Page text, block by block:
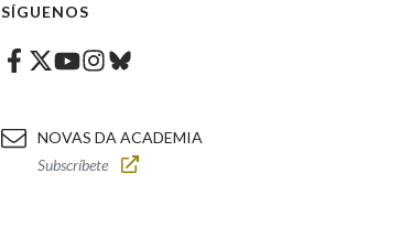
SÍGUENOS
Facebook
Twitter
Youtube
Instagram
Bluesky
NOVAS DA ACADEMIA
Subscríbete